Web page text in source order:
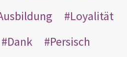
Loyalität
Dank Persisch